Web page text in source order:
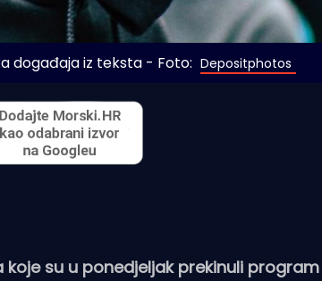
događaja iz teksta - Foto: Depositphotos
su u ponedjeljak prekinuli